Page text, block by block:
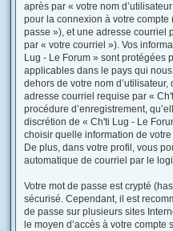
après par « votre nom
pour la connexion à votre
passe »), et une adresse courriel
par « votre courriel »). Vos
Lug - Le Forum » sont protégées
applicables dans le pays qui
dehors de votre nom
adresse courriel requise par «
procédure d’enregistrement,
discrétion de « Ch'ti Lug - Le
choisir quelle information de
De plus, dans votre profil, vous
automatique de courriel par le
Votre mot de passe est crypté
sécurisé. Cependant, il est
de passe sur plusieurs sites
le moyen d’accès à votre compte